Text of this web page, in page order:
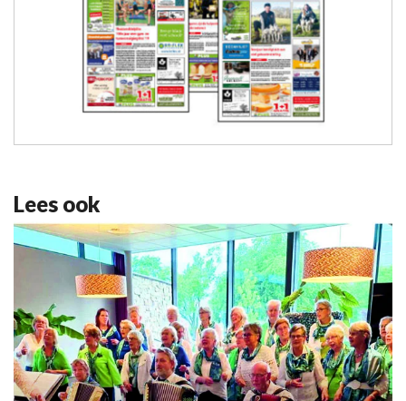
Lees ook